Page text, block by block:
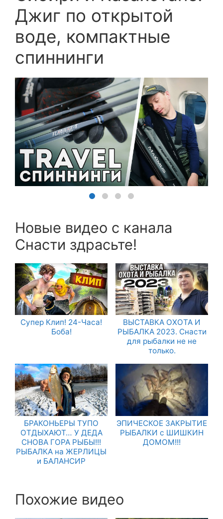
Джиг по открытой
воде, компактные
спиннинги
Новые видео с канала
Снасти здрасьте!
Супер Клип! 24-Часа!
Боба!
ВЫСТАВКА ОХОТА И
РЫБАЛКА 2023. Снасти
для рыбалки не не
только.
БРАКОНЬЕРЫ ТУПО
ОТДЫХАЮТ… У ДЕДА
СНОВА ГОРА РЫБЫ!!!
РЫБАЛКА на ЖЕРЛИЦЫ
и БАЛАНСИР
ЭПИЧЕСКОЕ ЗАКРЫТИЕ
РЫБАЛКИ с ШИШКИН
ДОМОМ!!!
Похожие видео